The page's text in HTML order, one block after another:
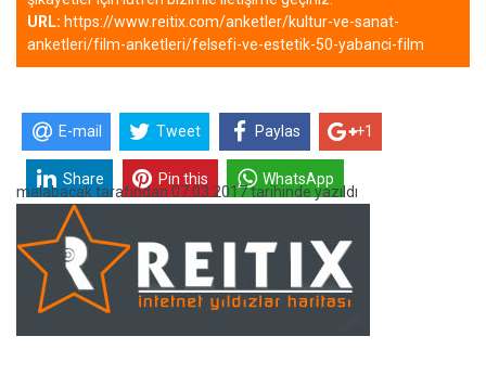
URL: https://www.reitix.com/anketler/kultur-ve-sanat-
anketleri/film-anketleri/felsefi-ve-estetik-50-yabanci-film
E-mail Tweet Paylas +1
Share Pin this WhatsApp
malabacak tarafından 07.03.2017 tarihinde yazıldı